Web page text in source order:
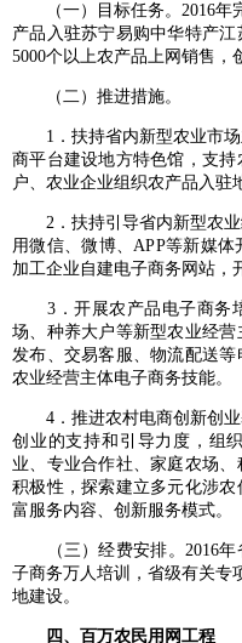
（一）目标任务。2016年
产品入驻苏宁易购中华特产
5000个以上农产品上网销售，
（二）推进措施。
1．扶持省内新型农业市场
商平台建设地方特色馆，支
户、农业企业组织农产品入驻
2．扶持引导省内新型农业
用微信、微博、APP等新媒
加工企业自建电子商务网站，
3．开展农产品电子商务培
场、种养大户等新型农业经
发布、交易客服、物流配送
农业经营主体电子商务技能。
4．推进农村电商创新创业
创业的支持和引导力度，组
业、专业合作社、家庭农场
积极性，探索建立多元化涉
富服务内容、创新服务模式。
（三）经费安排。2016年
子商务万人培训，省级有关专
地建设。
四、百万农民用网工程